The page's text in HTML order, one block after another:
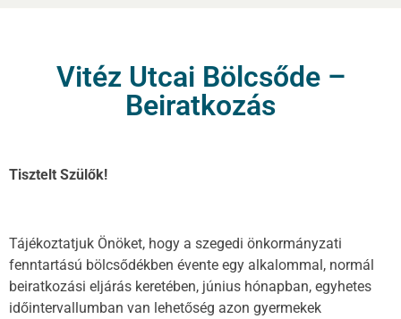
Vitéz Utcai Bölcsőde –
Beiratkozás
Tisztelt Szülők!
Tájékoztatjuk Önöket, hogy a szegedi önkormányzati
fenntartású bölcsődékben évente egy alkalommal, normál
beiratkozási eljárás keretében, június hónapban, egyhetes
időintervallumban van lehetőség azon gyermekek